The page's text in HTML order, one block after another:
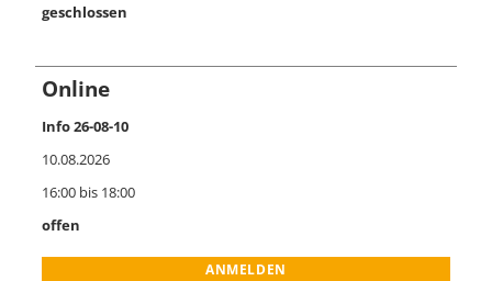
geschlossen
Online
Info 26-08-10
10.08.2026
16:00 bis 18:00
offen
ANMELDEN